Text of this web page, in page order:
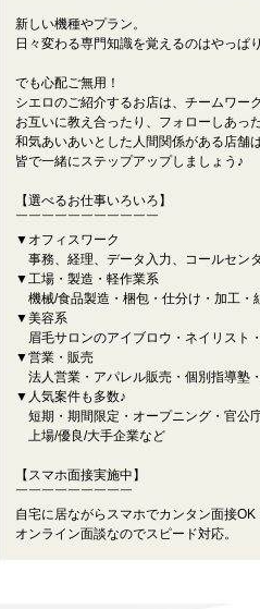
新しい機種やプラン。
日々変わる専門知識を覚えるのはやっぱり
でも心配ご無用！
シエロのご紹介するお店は、チームワー
お互いに教え合ったり、フォローしあっ
和気あいあいとした人間関係がある店舗
皆で一緒にステップアップしましょう♪
【選べるお仕事いろいろ】
￣￣￣￣￣￣￣￣￣￣￣
▼オフィスワーク
事務、経理、データ入力、コールセン
▼工場・製造・軽作業系
機械/食品製造・梱包・仕分け・加工・
▼美容系
眉毛サロンのアイブロウ・ネイリスト
▼営業・販売
法人営業・アパレル販売・個別指導塾
▼人気案件も多数♪
短期・期間限定・オープニング・官公
上場/優良/大手企業など
【スマホ面接実施中】
￣￣￣￣￣￣￣￣￣
自宅に居ながらスマホでカンタン面接OK
オンライン面談なのでスピード対応。